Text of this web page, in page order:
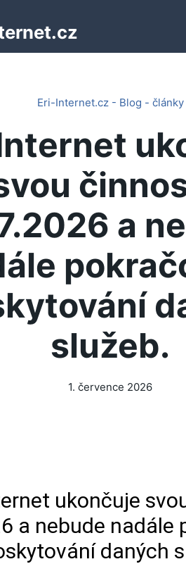
Eri-Internet.cz - Blog - články
a
služeb.
1. července 2026
ukončuje
a nebude nadále
daných